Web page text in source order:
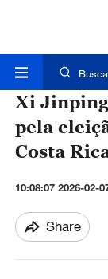
Busca
Xi
pela
Costa
10:08:07 2026-02-
Share